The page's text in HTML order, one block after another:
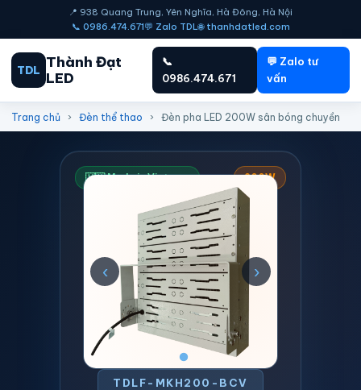
📍 938 Quang Trung, Yên Nghĩa, Hà Đông, Hà Nội
📞 0986.474.671💬 Zalo TDL🌐 thanhdatled.com
TDL Thành Đạt
LED
📞
0986.474.671
💬 Zalo tư
vấn
Trang chủ › Đèn thể thao › Đèn pha LED 200W sân bóng chuyền
🇻🇳 Made in Vietnam 200W
‹ ›
TDLF-MKH200-BCV